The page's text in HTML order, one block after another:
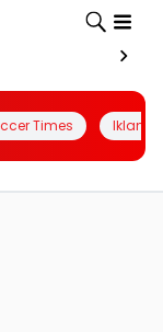
Times Iklanin